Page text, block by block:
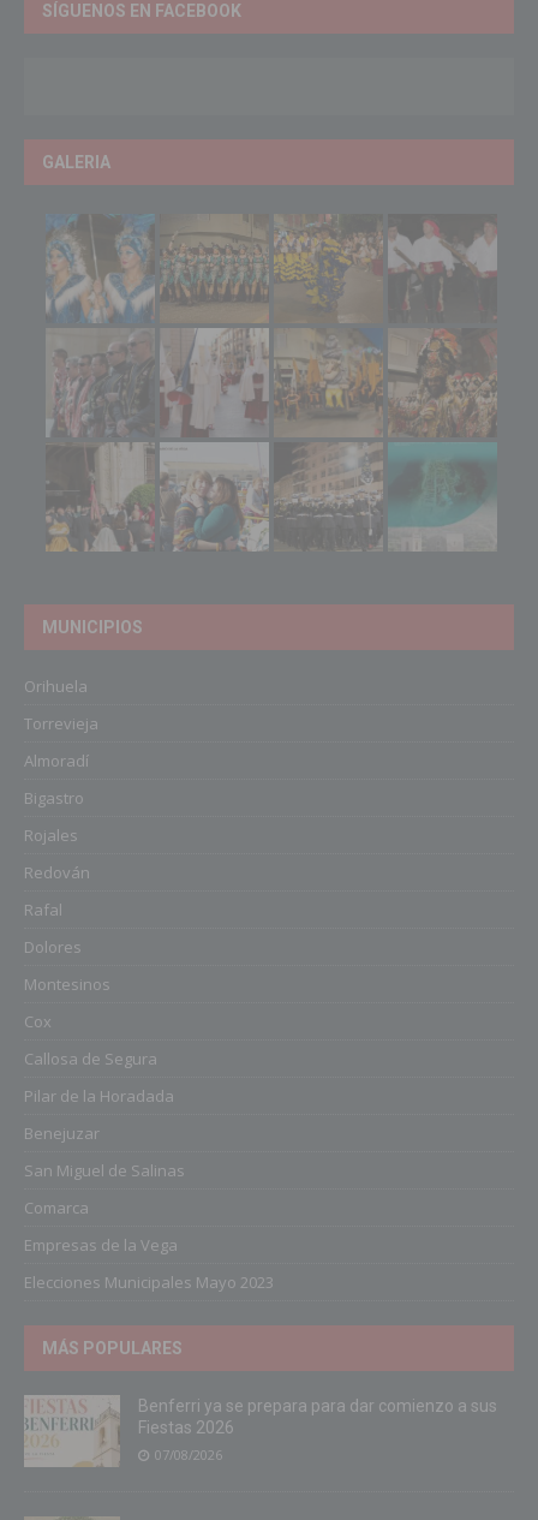
SÍGUENOS EN FACEBOOK
GALERIA
MUNICIPIOS
Orihuela
Torrevieja
Almoradí
Bigastro
Rojales
Redován
Rafal
Dolores
Montesinos
Cox
Callosa de Segura
Pilar de la Horadada
Benejuzar
San Miguel de Salinas
Comarca
Empresas de la Vega
Elecciones Municipales Mayo 2023
MÁS POPULARES
Benferri ya se prepara para dar comienzo a sus
Fiestas 2026
07/08/2026